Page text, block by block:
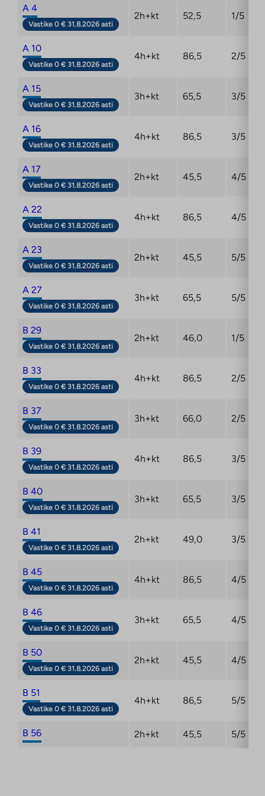
A 4
Vastike 0 € 31.8.2026 asti
2h+kt 52,5 1/5
A 10
Vastike 0 € 31.8.2026 asti
4h+kt 86,5 2/5
A 15
Vastike 0 € 31.8.2026 asti
3h+kt 65,5 3/5
A 16
Vastike 0 € 31.8.2026 asti
4h+kt 86,5 3/5
A 17
Vastike 0 € 31.8.2026 asti
2h+kt 45,5 4/5
A 22
Vastike 0 € 31.8.2026 asti
4h+kt 86,5 4/5
A 23
Vastike 0 € 31.8.2026 asti
2h+kt 45,5 5/5
A 27
Vastike 0 € 31.8.2026 asti
3h+kt 65,5 5/5
B 29
Vastike 0 € 31.8.2026 asti
2h+kt 46,0 1/5
B 33
Vastike 0 € 31.8.2026 asti
4h+kt 86,5 2/5
B 37
Vastike 0 € 31.8.2026 asti
3h+kt 66,0 2/5
B 39
Vastike 0 € 31.8.2026 asti
4h+kt 86,5 3/5
B 40
Vastike 0 € 31.8.2026 asti
3h+kt 65,5 3/5
B 41
Vastike 0 € 31.8.2026 asti
2h+kt 49,0 3/5
B 45
Vastike 0 € 31.8.2026 asti
4h+kt 86,5 4/5
B 46
Vastike 0 € 31.8.2026 asti
3h+kt 65,5 4/5
B 50
Vastike 0 € 31.8.2026 asti
2h+kt 45,5 4/5
B 51
Vastike 0 € 31.8.2026 asti
4h+kt 86,5 5/5
B 56 2h+kt 45,5 5/5